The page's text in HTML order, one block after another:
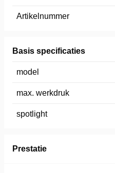
Artikelnummer
Basis specificaties
model
max. werkdruk
spotlight
Prestatie